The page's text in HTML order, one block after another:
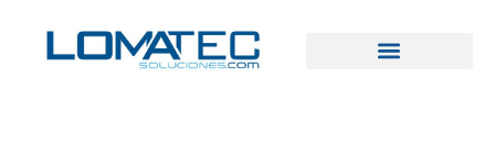
contenido